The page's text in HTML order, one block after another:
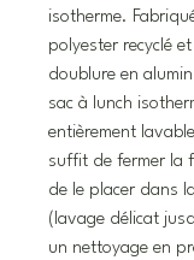
isotherme.
polyester recyclé
doublure en
sac à lunch
entièrement
suffit de fermer la
de le placer dans
(lavage délicat
un nettoyage en